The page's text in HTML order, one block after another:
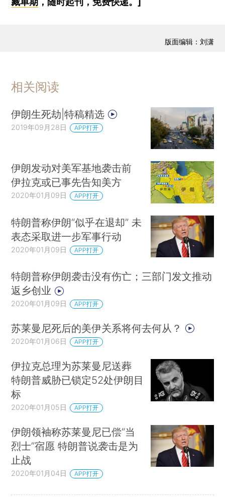
版面编辑：刘潇
相关阅读
伊朗生死劫|特稿精选
2019年09月28日 APP打开
伊朗发动对美军基地袭击前
伊拉克或已事先告知美方
2020年01月09日 APP打开
特朗普称伊朗“似乎在退却” 未
表态采取进一步军事行动
2020年01月09日 APP打开
特朗普称伊朗袭击没有伤亡；三部门发文推动
返乡创业
2020年01月09日 APP打开
苏莱曼尼死后的美伊关系将何去何从？
2020年01月06日 APP打开
伊拉克总理为苏莱曼尼送葬
特朗普威胁已锁定52处伊朗目
标
2020年01月05日 APP打开
伊朗领袖称苏莱曼尼已偿“当
烈士”宿愿 特朗普说袭击是为
止战
2020年01月04日 APP打开